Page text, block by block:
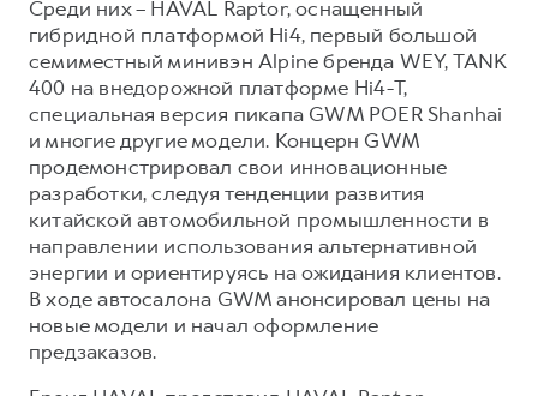
POER
от 3 449 000 ₽
Корпоративным клиентам
Крупным корпоративным клиентам
Система управления автопарком
Сервис для корпоративных клиентов
HAVAL Лизинг
АКСЕССУАРЫ HAVAL
Автомобильные аксессуары
Коллекция CITY
Коллекция Базовая
Программа «HAVAL Защита+»
Руководства по эксплуатации
Подписки
АКСЕССУАРЫ HAVAL
Автомобильные аксессуары
Коллекция CITY
Коллекция Базовая
Коллекция Детская
Среди них – HAVAL Raptor, оснащенный
гибридной платформой Hi4, первый большой
семиместный минивэн Alpine бренда WEY, TANK
400 на внедорожной платформе Hi4-T,
специальная версия пикапа GWM POER Shanhai
и многие другие модели. Концерн GWM
продемонстрировал свои инновационные
разработки, следуя тенденции развития
китайской автомобильной промышленности в
направлении использования альтернативной
энергии и ориентируясь на ожидания клиентов.
В ходе автосалона GWM анонсировал цены на
новые модели и начал оформление
предзаказов.